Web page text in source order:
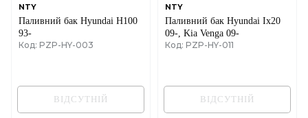
NTY
Паливний бак Hyundai H100
93-
Код: PZP-HY-003
ВІДСУТНІЙ
NTY
Паливний бак Hyundai Ix20
09-, Kia Venga 09-
Код: PZP-HY-011
ВІДСУТНІЙ